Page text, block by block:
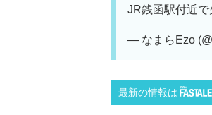
JR銭函駅付近で
— なまらEzo
最新の情報は